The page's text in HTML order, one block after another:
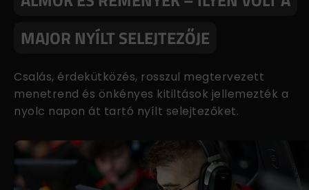
MAJOR NYÍLT SELEJTEZŐJE
Csalás, érdekütközés, rosszul megtervezett
menetrend és önkényes kitiltások jellemezték a
nyolc napon át tartó nyílt selejtezőket.